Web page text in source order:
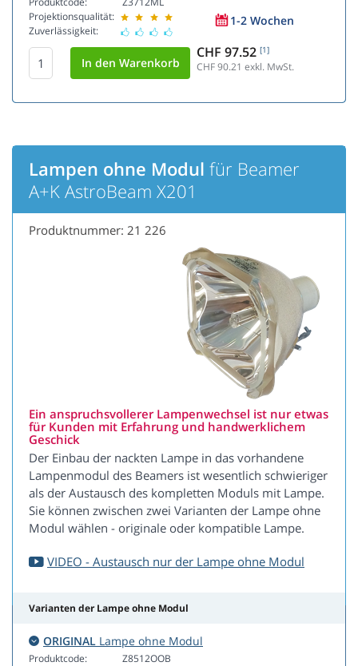
Projektionsqualität:
Zuverlässigkeit:
1-2 Wochen
CHF 97.52 [1]
CHF 90.21 exkl. MwSt.
Lampen ohne Modul für Beamer
A+K AstroBeam X201
Produktnummer: 21 226
Ein anspruchsvollerer Lampenwechsel ist nur etwas
für Kunden mit Erfahrung und handwerklichem
Geschick
Der Einbau der nackten Lampe in das vorhandene
Lampenmodul des Beamers ist wesentlich schwieriger
als der Austausch des kompletten Moduls mit Lampe.
Sie können zwischen zwei Varianten der Lampe ohne
Modul wählen - originale oder kompatible Lampe.
VIDEO - Austausch nur der Lampe ohne Modul
Varianten der Lampe ohne Modul
ORIGINAL Lampe ohne Modul
Produktcode: Z8512OOB